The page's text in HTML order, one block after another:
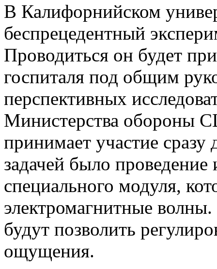
В Калифорнийском
беспрецедентный
Проводиться он будет
госпиталя под общим
перспективных
Министерства обороны
принимает участие
задачей было
специального модуля,
электромагнитные
будут позволить
ощущения.